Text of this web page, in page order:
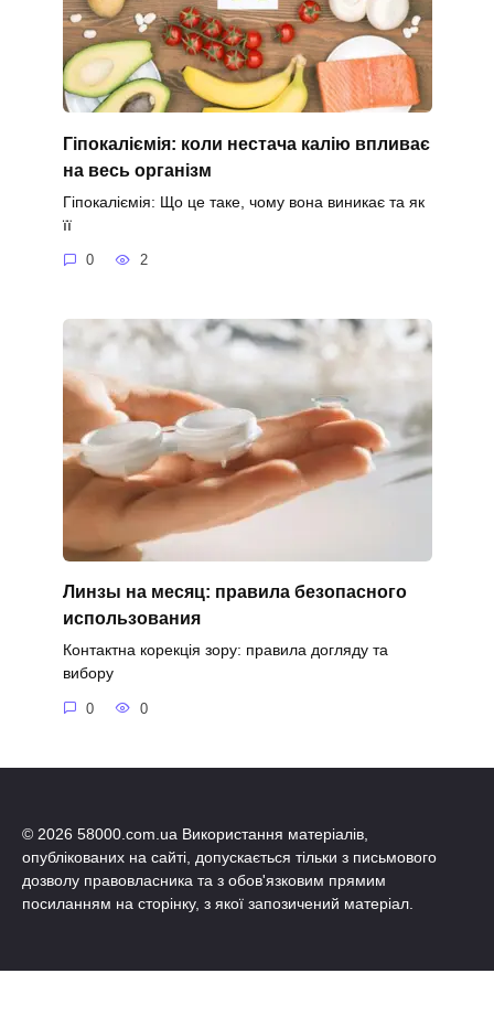
Гіпокаліємія: коли нестача калію впливає
на весь організм
Гіпокаліємія: Що це таке, чому вона виникає та як
її
0 2
Линзы на месяц: правила безопасного
использования
Контактна корекція зору: правила догляду та
вибору
0 0
© 2026 58000.com.ua Використання матеріалів,
опублікованих на сайті, допускається тільки з письмового
дозволу правовласника та з обов'язковим прямим
посиланням на сторінку, з якої запозичений матеріал.